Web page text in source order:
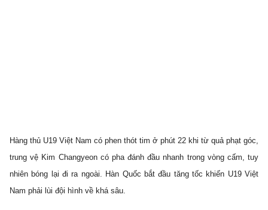
Hàng thủ U19 Việt Nam có phen thót tim ở phút 22 khi từ quả phạt góc,
trung vệ Kim Changyeon có pha đánh đầu nhanh trong vòng cấm, tuy
nhiên bóng lại đi ra ngoài. Hàn Quốc bắt đầu tăng tốc khiến U19 Việt
Nam phải lùi đội hình về khá sâu.